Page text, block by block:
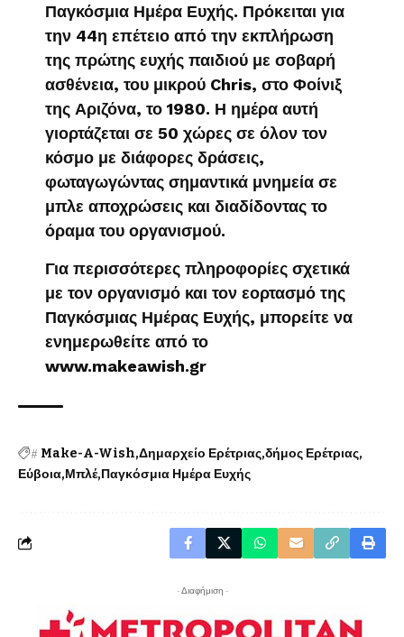
Παγκόσμια Ημέρα Ευχής. Πρόκειται για
την 44η επέτειο από την εκπλήρωση
της πρώτης ευχής παιδιού με σοβαρή
ασθένεια, του μικρού Chris, στο Φοίνιξ
της Αριζόνα, το 1980. Η ημέρα αυτή
γιορτάζεται σε 50 χώρες σε όλον τον
κόσμο με διάφορες δράσεις,
φωταγωγώντας σημαντικά μνημεία σε
μπλε αποχρώσεις και διαδίδοντας το
όραμα του οργανισμού.
Για περισσότερες πληροφορίες σχετικά
με τον οργανισμό και τον εορτασμό της
Παγκόσμιας Ημέρας Ευχής, μπορείτε να
ενημερωθείτε από το
www.makeawish.gr
# Make-A-Wish Δημαρχείο Ερέτριας δήμος Ερέτριας
Εύβοια Μπλέ Παγκόσμια Ημέρα Ευχής
- Διαφήμιση -